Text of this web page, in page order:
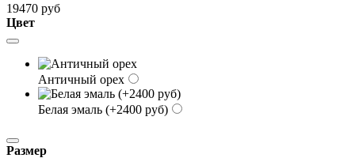
19470 руб
Цвет
Античный орех
Белая эмаль (+2400 руб)
Размер